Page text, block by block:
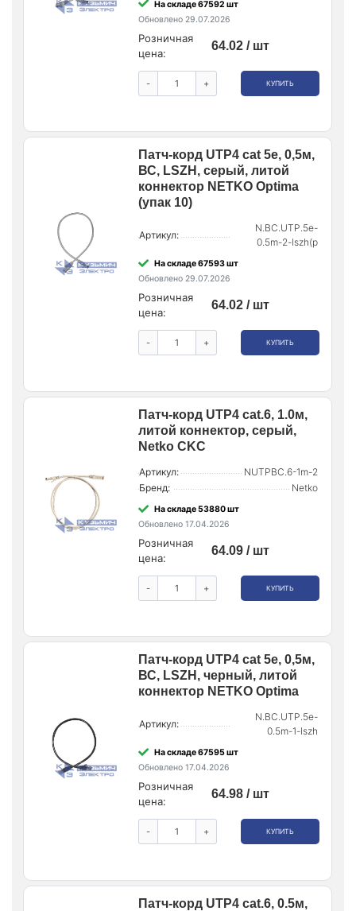
На складе 67592 шт
Обновлено 29.07.2026
Розничная
цена:
64.02 / шт
- + КУПИТЬ
Патч-корд UTP4 cat 5е, 0,5м,
ВС, LSZH, серый, литой
коннектор NETKO Optima
(упак 10)
Артикул:
N.BC.UTP.5e-
0.5m-2-lszh(p
На складе 67593 шт
Обновлено 29.07.2026
Розничная
цена:
64.02 / шт
- + КУПИТЬ
Патч-корд UTP4 cat.6, 1.0м,
литой коннектор, серый,
Netko CKC
Артикул:
NUTPBC.6-1m-2
Бренд:
Netko
На складе 53880 шт
Обновлено 17.04.2026
Розничная
цена:
64.09 / шт
- + КУПИТЬ
Патч-корд UTP4 cat 5e, 0,5м,
ВС, LSZH, черный, литой
коннектор NETKO Optima
Артикул:
N.BC.UTP.5e-
0.5m-1-lszh
На складе 67595 шт
Обновлено 17.04.2026
Розничная
цена:
64.98 / шт
- + КУПИТЬ
Патч-корд UTP4 cat.6, 0.5м,